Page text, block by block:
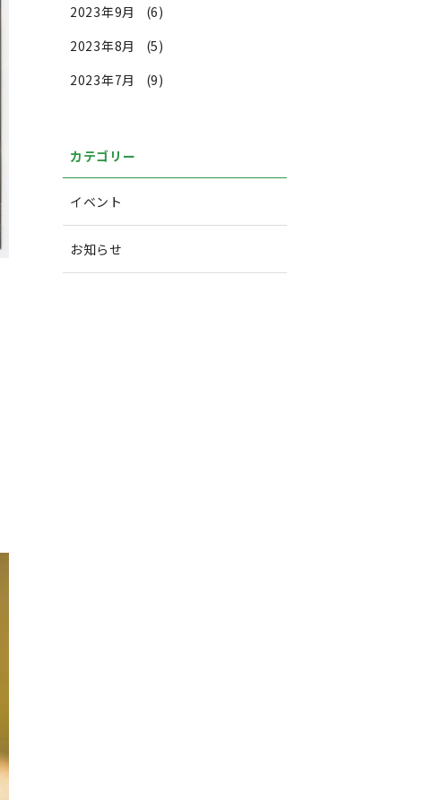
2023年9月
(6)
2023年8月
(5)
2023年7月
(9)
カテゴリー
イベント
お知らせ